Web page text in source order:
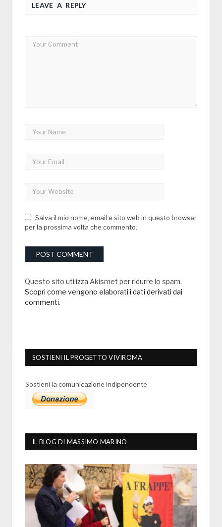
LEAVE A REPLY
Salva il mio nome, email e sito web in questo browser
per la prossima volta che commento.
Questo sito utilizza Akismet per ridurre lo spam.
Scopri come vengono elaborati i dati derivati dai
commenti.
SOSTIENI IL PROGETTO VIVIROMA
Sostieni la comunicazione indipendente
IL BLOG DI MASSIMO MARINO